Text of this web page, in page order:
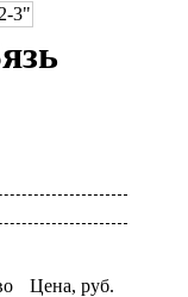
Цена, руб.